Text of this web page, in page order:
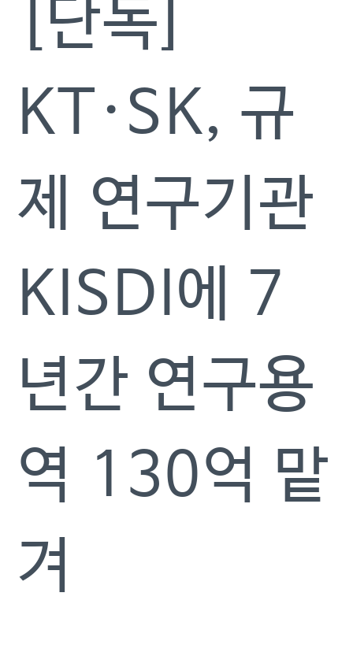
[단독]
KT·SK, 규
제 연구기관
KISDI에 7
년간 연구용
역 130억 맡
겨